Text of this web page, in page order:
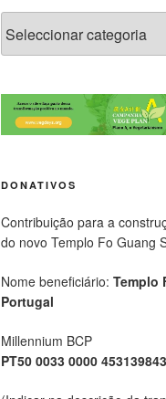
DONATIVOS
Contribuição para a
do novo Templo Fo Guang
Nome beneficiário: Templo
Portugal
Millennium BCP
PT50 0033 0000